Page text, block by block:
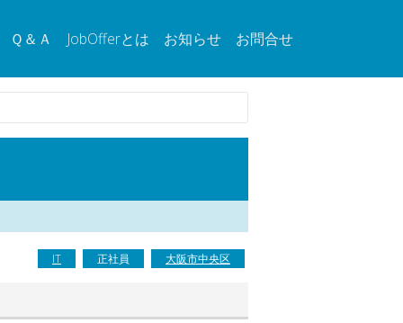
Ｑ＆Ａ JobOfferとは お知らせ お問合せ
IT 正社員 大阪市中央区